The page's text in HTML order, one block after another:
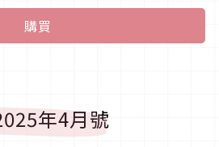
購買
年4月號